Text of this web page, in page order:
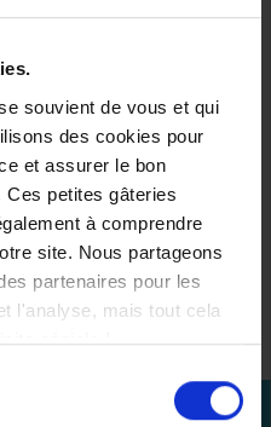
souvient de vous et qui
des cookies pour
et assurer le bon
Ces petites gâteries
à comprendre
site. Nous partageons
partenaires pour les
l'analyse, mais tout cela
géniale !
perm_identity